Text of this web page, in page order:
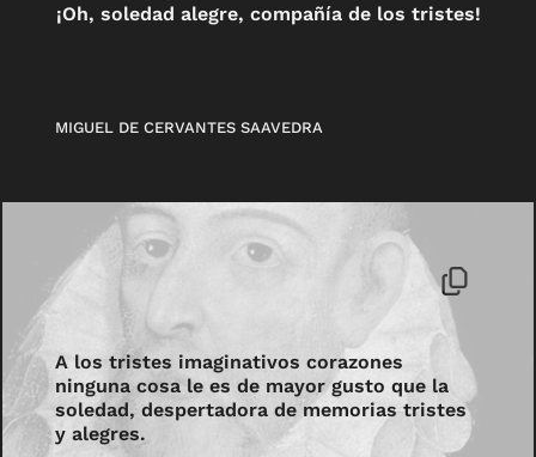
¡Oh, soledad alegre, compañía de los tristes!
MIGUEL DE CERVANTES SAAVEDRA
A los tristes imaginativos corazones
ninguna cosa le es de mayor gusto que la
soledad, despertadora de memorias tristes
y alegres.